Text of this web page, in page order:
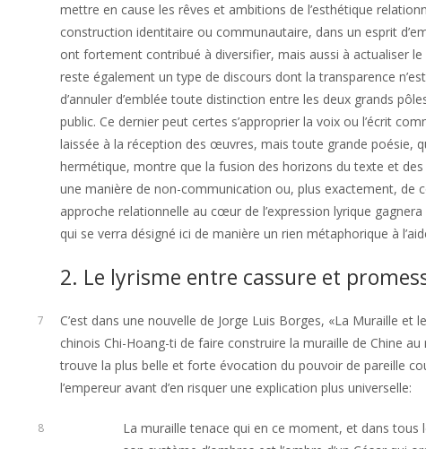
mettre en cause les rêves et ambitions de l’esthétique
construction identitaire ou communautaire, dans un esprit
ont fortement contribué à diversifier, mais aussi à actualiser
reste également un type de discours dont la transparence
d’annuler d’emblée toute distinction entre les deux grands
public. Ce dernier peut certes s’approprier la voix ou l’écrit
laissée à la réception des œuvres, mais toute grande poésie,
hermétique, montre que la fusion des horizons du texte et
une manière de non-communication ou, plus exactement, de
approche relationnelle au cœur de l’expression lyrique
qui se verra désigné ici de manière un rien métaphorique à
2. Le lyrisme entre cassure et
7 C’est dans une nouvelle de Jorge Luis Borges, «La Muraille et
chinois Chi-Hoang-ti de faire construire la muraille de Chine
trouve la plus belle et forte évocation du pouvoir de pareille
l’empereur avant d’en risquer une explication plus universelle:
8
La muraille tenace qui en ce moment, et dans